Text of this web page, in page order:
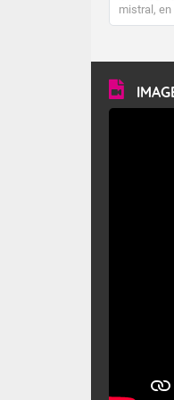
mistral,
forêt.
vitesse
en rafales,
du Rhône